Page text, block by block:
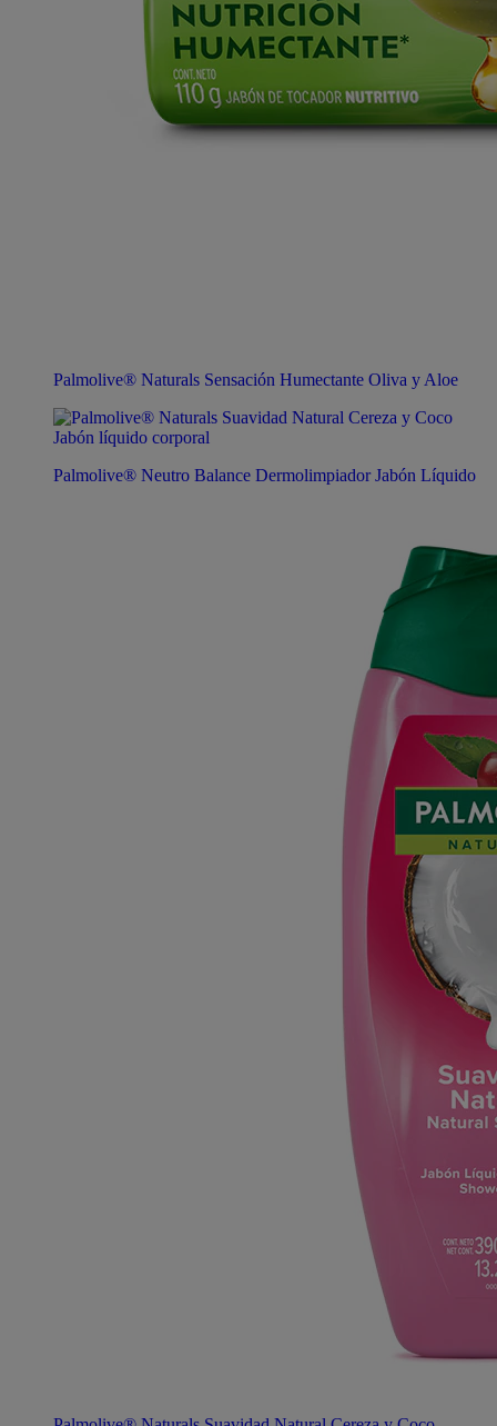
Palmolive® Naturals Sensación Humectante Oliva y Aloe
Palmolive® Neutro Balance Dermolimpiador Jabón Líquido